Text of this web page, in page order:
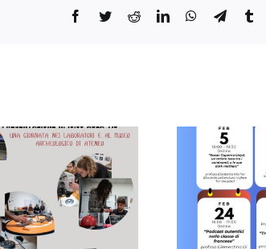
Facebook
TwitterRedditLinkedInWhatsApp
Lingua e nuova
didattica